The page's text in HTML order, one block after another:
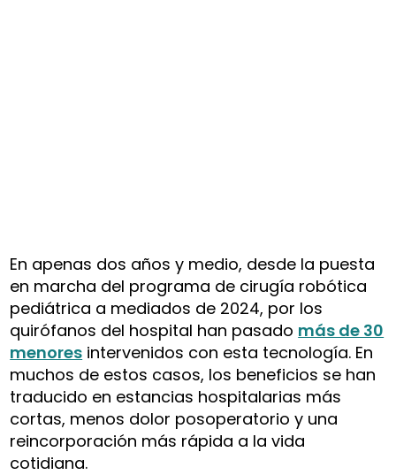
En apenas dos años y medio, desde la puesta
en marcha del programa de cirugía robótica
pediátrica a mediados de 2024, por los
quirófanos del hospital han pasado más de 30
menores intervenidos con esta tecnología. En
muchos de estos casos, los beneficios se han
traducido en estancias hospitalarias más
cortas, menos dolor posoperatorio y una
reincorporación más rápida a la vida
cotidiana.